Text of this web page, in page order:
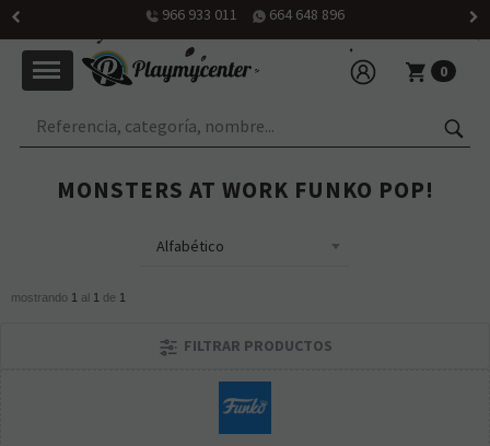
966 933 011 664 648 896
0
MONSTERS AT WORK FUNKO POP!
mostrando 1 al 1 de 1
FILTRAR PRODUCTOS